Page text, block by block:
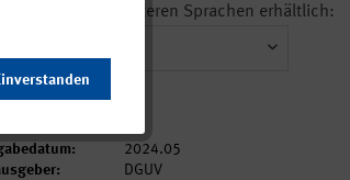
Artikel ist in weiteren Sprachen erhältlich:
2024.05
DGUV